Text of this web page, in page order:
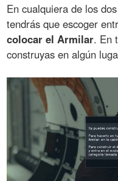
En cualquiera de los
tendrás que escoger
colocar el Armilar. En
construyas en algún